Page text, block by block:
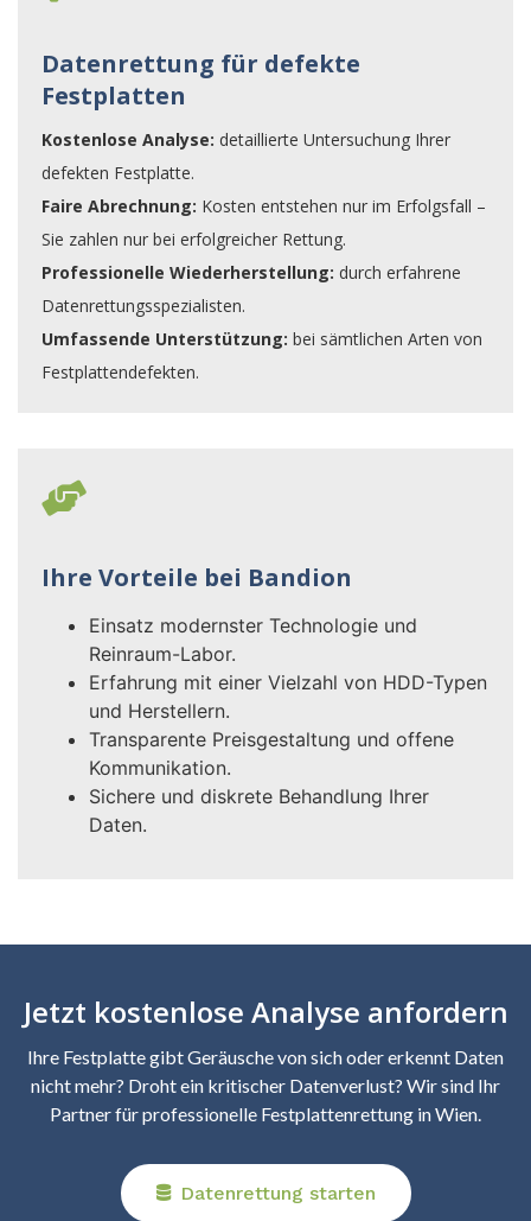
Datenrettung für defekte
Festplatten
Kostenlose Analyse: detaillierte Untersuchung Ihrer
defekten Festplatte.
Faire Abrechnung: Kosten entstehen nur im Erfolgsfall –
Sie zahlen nur bei erfolgreicher Rettung.
Professionelle Wiederherstellung: durch erfahrene
Datenrettungsspezialisten.
Umfassende Unterstützung: bei sämtlichen Arten von
Festplattendefekten.
Ihre Vorteile bei Bandion
Einsatz modernster Technologie und
Reinraum-Labor.
Erfahrung mit einer Vielzahl von HDD-Typen
und Herstellern.
Transparente Preisgestaltung und offene
Kommunikation.
Sichere und diskrete Behandlung Ihrer
Daten.
Jetzt kostenlose Analyse anfordern
Ihre Festplatte gibt Geräusche von sich oder erkennt Daten
nicht mehr? Droht ein kritischer Datenverlust? Wir sind Ihr
Partner für professionelle Festplattenrettung in Wien.
Datenrettung starten